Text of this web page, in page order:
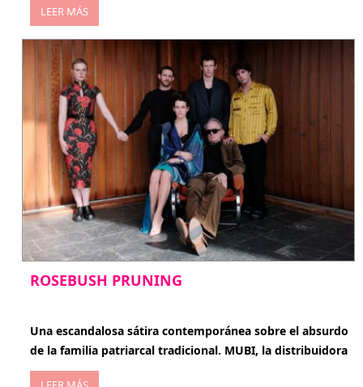
LEER MÁS
ROSEBUSH PRUNING
Una escandalosa sátira contemporánea sobre el absurdo
de la familia patriarcal tradicional. MUBI, la distribuidora